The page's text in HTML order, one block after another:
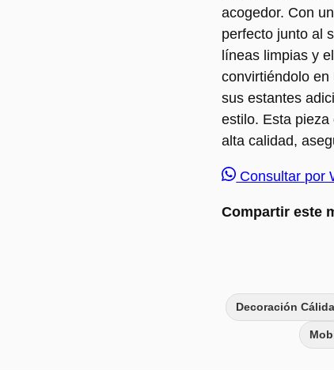
acogedor. Con
perfecto junto al
líneas limpias y
convirtiéndolo
sus estantes
estilo. Esta
alta calidad,
Consultar por
Compartir este
Decoración Cálida